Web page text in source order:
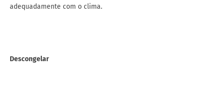
adequadamente com o clima.
Descongelar